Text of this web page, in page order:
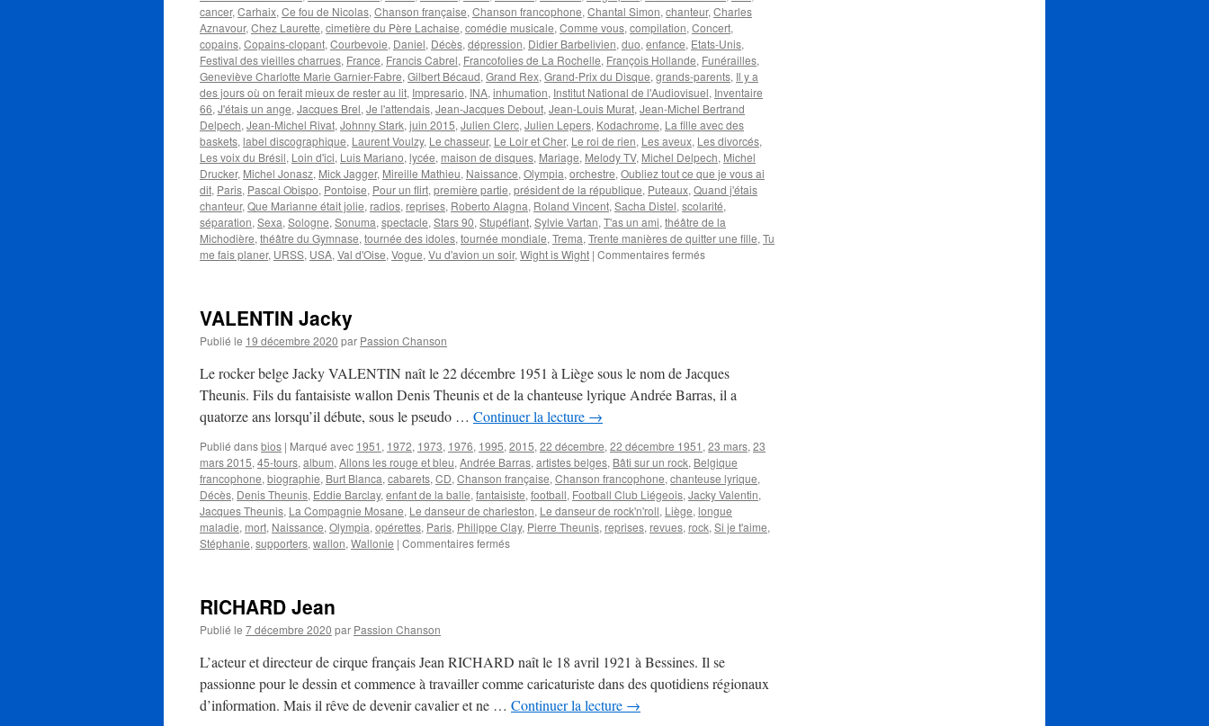
cancer, Carhaix, Ce fou de Nicolas, Chanson française, Chanson francophone, Chantal Simon, chanteur, Charles
Aznavour, Chez Laurette, cimetière du Père Lachaise, comédie musicale, Comme vous, compilation, Concert,
copains, Copains-clopant, Courbevoie, Daniel, Décès, dépression, Didier Barbelivien, duo, enfance, Etats-Unis,
Festival des vieilles charrues, France, Francis Cabrel, Francofolies de La Rochelle, François Hollande, Funérailles,
Geneviève Charlotte Marie Garnier-Fabre, Gilbert Bécaud, Grand Rex, Grand-Prix du Disque, grands-parents, Il y a
des jours où on ferait mieux de rester au lit, Impresario, INA, inhumation, Institut National de l'Audiovisuel, Inventaire
66, J'étais un ange, Jacques Brel, Je l'attendais, Jean-Jacques Debout, Jean-Louis Murat, Jean-Michel Bertrand
Delpech, Jean-Michel Rivat, Johnny Stark, juin 2015, Julien Clerc, Julien Lepers, Kodachrome, La fille avec des
baskets, label discographique, Laurent Voulzy, Le chasseur, Le Loir et Cher, Le roi de rien, Les aveux, Les divorcés,
Les voix du Brésil, Loin d'ici, Luis Mariano, lycée, maison de disques, Mariage, Melody TV, Michel Delpech, Michel
Drucker, Michel Jonasz, Mick Jagger, Mireille Mathieu, Naissance, Olympia, orchestre, Oubliez tout ce que je vous ai
dit, Paris, Pascal Obispo, Pontoise, Pour un flirt, première partie, président de la république, Puteaux, Quand j'étais
chanteur, Que Marianne était jolie, radios, reprises, Roberto Alagna, Roland Vincent, Sacha Distel, scolarité,
séparation, Sexa, Sologne, Sonuma, spectacle, Stars 90, Stupéfiant, Sylvie Vartan, T'as un ami, théâtre de la
Michodière, théâtre du Gymnase, tournée des idoles, tournée mondiale, Trema, Trente manières de quitter une fille, Tu
me fais planer, URSS, USA, Val d'Oise, Vogue, Vu d'avion un soir, Wight is Wight | Commentaires ferméssur
VALENTIN Jacky
Publié le 19 décembre 2020 par Passion Chanson
Le rocker belge Jacky VALENTIN naît le 22 décembre 1951 à Liège sous le nom de Jacques
Theunis. Fils du fantaisiste wallon Denis Theunis et de la chanteuse lyrique Andrée Barras, il a
quatorze ans lorsqu’il débute, sous le pseudo … Continuer la lecture →
Publié dansbios | Marqué avec 1951 , 1972, 1973, 1976, 1995, 2015, 22 décembre, 22 décembre 1951 , 23 mars, 23
mars 2015, 45-tours, album, Allons les rouge et bleu, Andrée Barras, artistes belges, Bâti sur un rock, Belgique
francophone, biographie, Burt Blanca, cabarets, CD, Chanson française, Chanson francophone, chanteuse lyrique,
Décès, Denis Theunis, Eddie Barclay, enfant de la balle, fantaisiste, football, Football Club Liégeois, Jacky Valentin,
Jacques Theunis, La Compagnie Mosane, Le danseur de charleston, Le danseur de rock'n'roll, Liège, longue
maladie, mort, Naissance, Olympia, opérettes, Paris, Philippe Clay, Pierre Theunis, reprises, revues, rock, Si je t'aime,
Stéphanie, supporters, wallon, Wallonie | Commentaires ferméssur
RICHARD Jean
Publié le 7 décembre 2020 par Passion Chanson
L’acteur et directeur de cirque français Jean RICHARD naît le 18 avril 1921 à Bessines. Il se
passionne pour le dessin et commence à travailler comme caricaturiste dans des quotidiens régionaux
d’information. Mais il rêve de devenir cavalier et ne … Continuer la lecture →